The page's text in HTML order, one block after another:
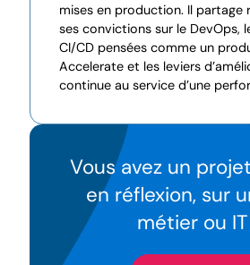
Vous avez un
en réflexion, sur
métier ou
mises en production. Il partage
ses convictions sur le DevOps,
CI/CD pensées comme un
Accelerate et les leviers
continue au service d’une